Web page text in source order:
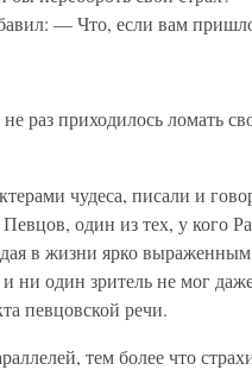
— Что, если вам
раз приходилось ломать
чудеса, писали и
один из тех, у кого
в жизни ярко
ни один зритель не мог
певцовской речи.
тем более что